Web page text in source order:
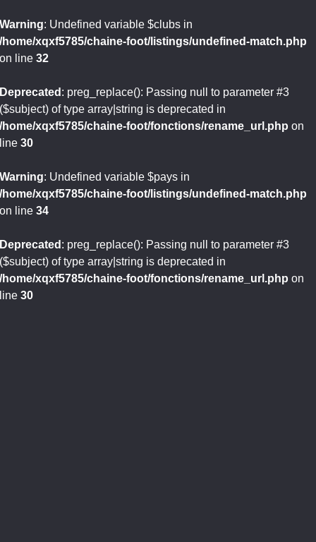
Warning: Undefined variable $clubs in
/home/xqxf5785/chaine-foot/listings/undefined-match.php
on line 32
Deprecated : preg_replace(): Passing null to parameter #3
($subject) of type array|string is deprecated in
/home/xqxf5785/chaine-foot/fonctions/rename_url.php on
line 30
Warning: Undefined variable $pays in
/home/xqxf5785/chaine-foot/listings/undefined-match.php
on line 34
Deprecated : preg_replace(): Passing null to parameter #3
($subject) of type array|string is deprecated in
/home/xqxf5785/chaine-foot/fonctions/rename_url.php on
line 30